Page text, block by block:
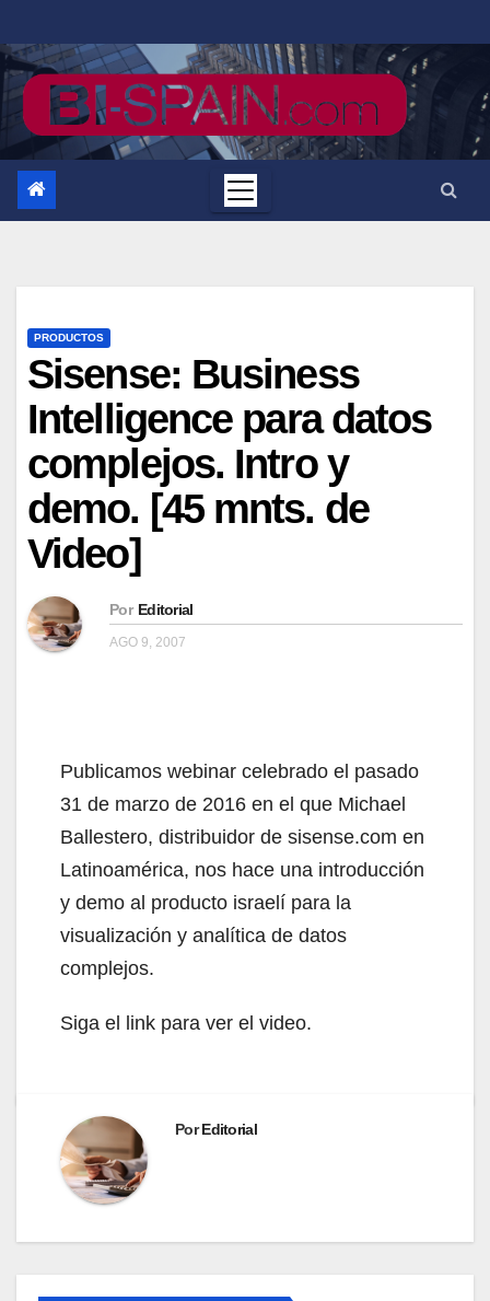
al
contenido
PRODUCTOS
Sisense: Business
Intelligence para datos
complejos. Intro y
demo. [45 mnts. de
Video]
Por Editorial
AGO 9, 2007
Publicamos webinar celebrado el pasado
31 de marzo de 2016 en el que Michael
Ballestero, distribuidor de sisense.com en
Latinoamérica, nos hace una introducción
y demo al producto israelí para la
visualización y analítica de datos
complejos.
Siga el link para ver el video.
PorEditorial